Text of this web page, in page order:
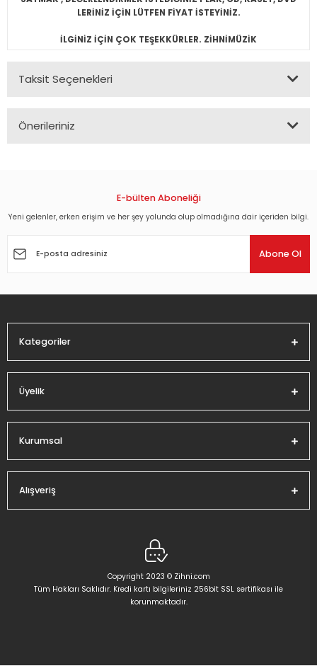
LERİNİZ İÇİN LÜTFEN FİYAT İSTEYİNİZ.
İLGİNİZ İÇİN ÇOK TEŞEKKÜRLER. ZİHNİMÜZİK
Taksit Seçenekleri
Önerileriniz
Görüş ve önerileriniz için teşekkür ederiz.
Ürün açıklamasında eksik bilgiler bulunuyor.
Ürün fiyatı diğer sitelerden daha pahalı.
E-bülten Aboneliği
Yeni gelenler, erken erişim ve her şey yolunda olup olmadığına dair içeriden bilgi.
Abone Ol
Kategoriler
Üyelik
Kurumsal
Alışveriş
Copyright 2023 © Zihni.com
Tüm Hakları Saklıdır. Kredi kartı bilgileriniz 256bit SSL sertifikası ile
korunmaktadır.